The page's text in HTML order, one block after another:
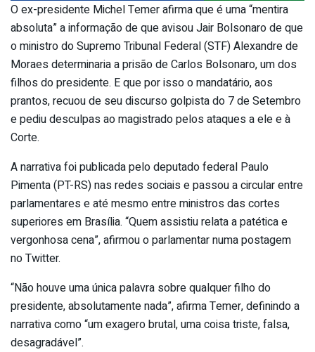
O ex-presidente Michel Temer afirma que é uma “mentira
absoluta” a informação de que avisou Jair Bolsonaro de que
o ministro do Supremo Tribunal Federal (STF) Alexandre de
Moraes determinaria a prisão de Carlos Bolsonaro, um dos
filhos do presidente. E que por isso o mandatário, aos
prantos, recuou de seu discurso golpista do 7 de Setembro
e pediu desculpas ao magistrado pelos ataques a ele e à
Corte.
A narrativa foi publicada pelo deputado federal Paulo
Pimenta (PT-RS) nas redes sociais e passou a circular entre
parlamentares e até mesmo entre ministros das cortes
superiores em Brasília. “Quem assistiu relata a patética e
vergonhosa cena”, afirmou o parlamentar numa postagem
no Twitter.
“Não houve uma única palavra sobre qualquer filho do
presidente, absolutamente nada”, afirma Temer, definindo a
narrativa como “um exagero brutal, uma coisa triste, falsa,
desagradável”.